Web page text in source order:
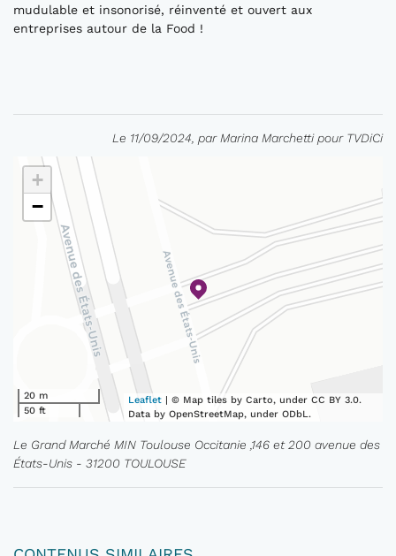
mudulable et insonorisé, réinventé et ouvert aux
entreprises autour de la Food !
Le 11/09/2024, par Marina Marchetti pour TVDiCi
+
−
20 m
50 ft
Leaflet | © Map tiles by Carto, under CC BY 3.0.
Data by OpenStreetMap, under ODbL.
Le Grand Marché MIN Toulouse Occitanie ,146 et 200 avenue des
États-Unis - 31200 TOULOUSE